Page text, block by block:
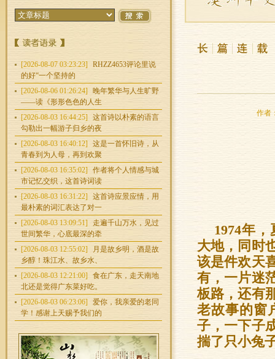
[2026-08-07 03:23:23]
RHZZ4653评论里说
的好“一个坚持的
[2026-08-06 01:26:24]
晚年繁华与人生旷野
——读《形形色色的人生
[2026-08-03 16:44:25]
这首诗以朴素的语言
勾勒出一幅游子归乡的夜
[2026-08-03 16:40:12]
这是一首怀旧诗，从
青春到为人母，再到欢聚
[2026-08-03 16:35:02]
作者将个人情感与城
市记忆交织，这首诗词读
[2026-08-03 16:31:22]
这首诗应景应情，用
最朴素的词汇表达了对一
[2026-08-03 13:09:51]
走遍千山万水，见过
世间繁华，心底最深的牵
[2026-08-03 12:55:02]
月是故乡明，酒是故
乡醇！珠江水、故乡水、
[2026-08-03 12:21:00]
食在广东，走天南地
北还是觉得广东菜好吃。
[2026-08-03 06:23:06]
爱你，我亲爱的老同
学！感谢上天赐予我们的
作者
1974年
大地，同时
该是件欢天
有，一片迷
板路，还有
老故事的窗
子，一下子
揣了只小兔